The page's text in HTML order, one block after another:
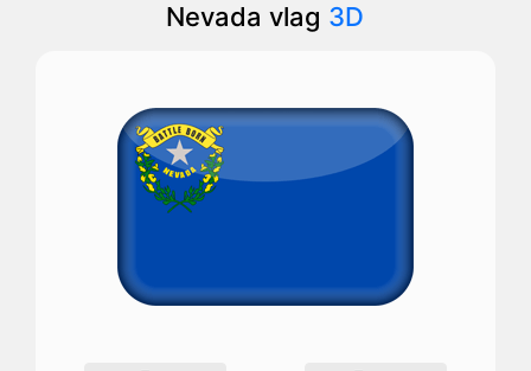
Nevada vlag 3D